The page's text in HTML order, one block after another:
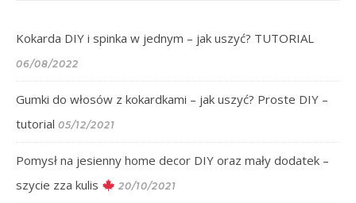
Kokarda DIY i spinka w jednym – jak uszyć? TUTORIAL
06/08/2022
Gumki do włosów z kokardkami – jak uszyć? Proste DIY –
tutorial 05/12/2021
Pomysł na jesienny home decor DIY oraz mały dodatek –
szycie zza kulis
20/10/2021